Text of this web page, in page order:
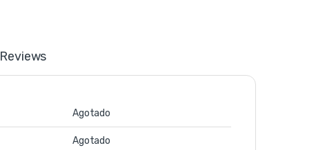
Reviews
Agotado
Agotado